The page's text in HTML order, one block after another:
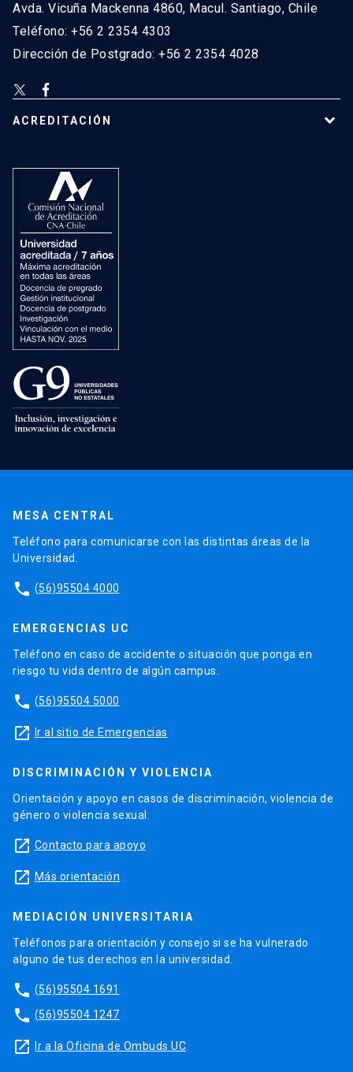
Avda. Vicuña Mackenna 4860, Macul. Santiago, Chile
Teléfono: +56 2 2354 4303
Dirección de Postgrado: +56 2 2354 4028
ACREDITACIÓN
MESA CENTRAL
Teléfono para comunicarse con las distintas áreas de la
Universidad.
phone (56)95504 4000
EMERGENCIAS UC
Teléfono en caso de accidente o situación que ponga en
riesgo tu vida dentro de algún campus.
phone (56)95504 5000
launch Ir al sitio de Emergencias
DISCRIMINACIÓN Y VIOLENCIA
Orientación y apoyo en casos de discriminación, violencia de
género o violencia sexual.
launch Contacto para apoyo
launch Más orientación
MEDIACIÓN UNIVERSITARIA
Teléfonos para orientación y consejo si se ha vulnerado
alguno de tus derechos en la universidad.
phone (56)95504 1691
phone (56)95504 1247
launch Ir a la Oficina de Ombuds UC